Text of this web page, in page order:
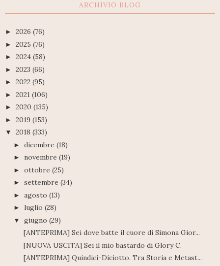
ARCHIVIO BLOG
► 2026 (76)
► 2025 (76)
► 2024 (58)
► 2023 (66)
► 2022 (95)
► 2021 (106)
► 2020 (135)
► 2019 (153)
▼ 2018 (333)
► dicembre (18)
► novembre (19)
► ottobre (25)
► settembre (34)
► agosto (13)
► luglio (28)
▼ giugno (29)
[ANTEPRIMA] Sei dove batte il cuore di Simona Gior...
[NUOVA USCITA] Sei il mio bastardo di Glory C.
[ANTEPRIMA] Quindici-Diciotto. Tra Storia e Metast...